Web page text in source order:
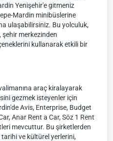
Yenişehir'e gitmeniz
Mardin minibüslerine
ulaşabilirsiniz. Bu yolculuk,
şehir merkezinden
kullanarak etkili bir
araç kiralayarak
gezmek isteyenler için
Avis, Enterprise, Budget
Anar Rent a Car, Söz 1 Rent
mevcuttur. Bu şirketlerden
ve kültürel yerlerini,